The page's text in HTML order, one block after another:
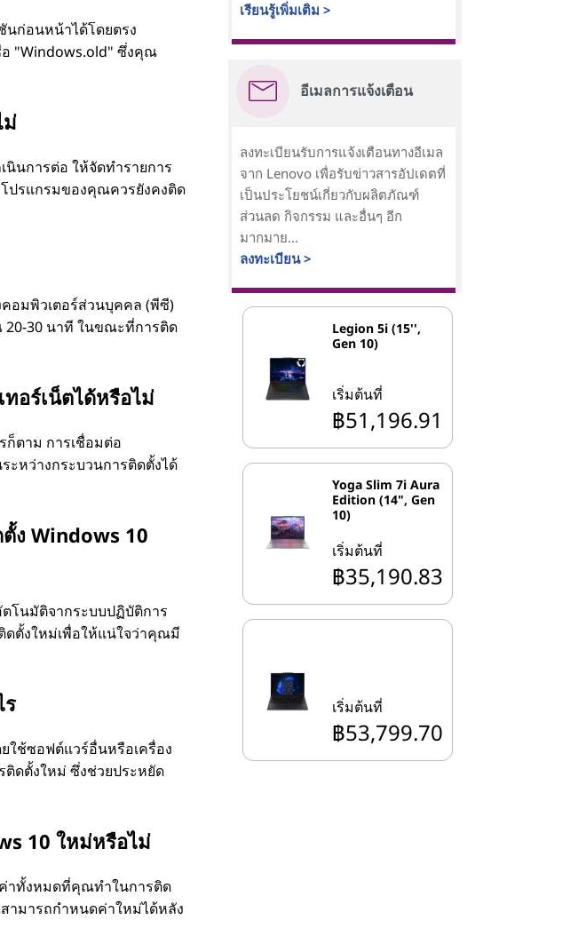
ก่อนหน้าได้โดยตรง
อ "Windows.old" ซึ่งคุณ
นการต่อ ให้จัดทำรายการ
ปรแกรมของคุณควรยังคงติด
อมพิวเตอร์ส่วนบุคคล (พีซี)
20-30 นาที ในขณะที่การติด
อร์เน็ตได้หรือไม่
ก็ตาม การเชื่อมต่อ
ะหว่างกระบวนการติดตั้งได้
ง Windows 10
โนมัติจากระบบปฏิบัติการ
ดตั้งใหม่เพื่อให้แน่ใจว่าคุณมี
ใช้ซอฟต์แวร์อื่นหรือเครื่อง
ติดตั้งใหม่ ซึ่งช่วยประหยัด
10 ใหม่หรือไม่
าทั้งหมดที่คุณทำในการติด
มารถกำหนดค่าใหม่ได้หลัง
เรียนรู้เพิ่มเติม >
อีเมลการแจ้งเตือน
ลงทะเบียนรับการแจ้งเตือนทางอีเมล
จาก Lenovo เพื่อรับข่าวสารอัปเดตที่
เป็นประโยชน์เกี่ยวกับผลิตภัณฑ์
ส่วนลด กิจกรรม และอื่นๆ อีก
มากมาย...
ลงทะเบียน >
Legion 5i (15'',
Gen 10)
เริ่มต้นที่
฿51,196.91
Yoga Slim 7i Aura
Edition (14", Gen
10)
เริ่มต้นที่
฿35,190.83
เริ่มต้นที่
฿53,799.70